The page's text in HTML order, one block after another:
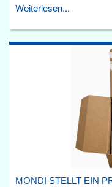
Weiterlesen...
MONDI STELLT EIN